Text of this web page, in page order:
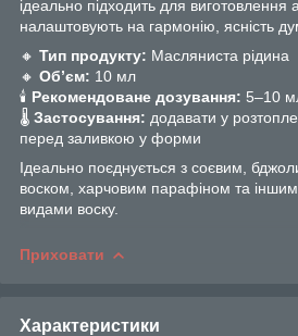
ідеально підходить для виготовлення
налаштовують на гармонію, ясність
🔸 Тип продукту: Масляниста рідина
🔸 Об’єм: 10 мл
🕯 Рекомендоване дозування: 5–10
🌡 Застосування: додавати у
перед заливкою у форми
Ідеально поєднується з соєвим,
воском, харчовим парафіном та
видами воску.
Приховати
Характеристики